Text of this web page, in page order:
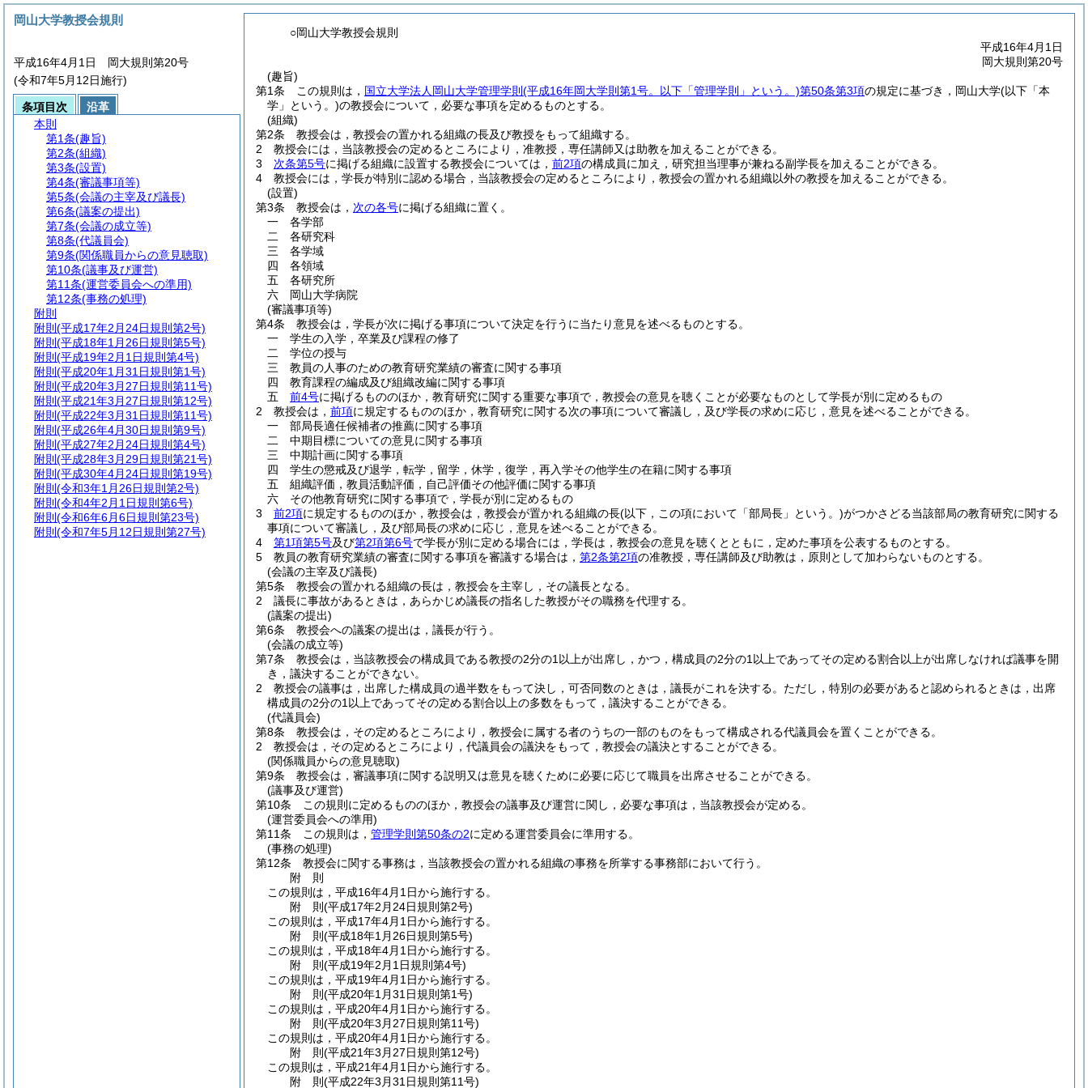
○岡山大学教授会規則
平成16年4月1日
岡大規則第20号
(趣旨)
第1条
この規則は， 国立大学法人岡山大学管理学則 (平成16年岡大学則第1号。以下「管理学則」という。)第50条第3項の規定に基づき，岡山大学(以下「本
学」という。)の教授会について，必要な事項を定めるものとする。
(組織)
第2条
教授会は，教授会の置かれる組織の長及び教授をもって組織する。
2
教授会には，当該教授会の定めるところにより，准教授，専任講師又は助教を加えることができる。
3
次条第5号に掲げる組織に設置する教授会については， 前2項の構成員に加え，研究担当理事が兼ねる副学長を加えることができる。
4
教授会には，学長が特別に認める場合，当該教授会の定めるところにより，教授会の置かれる組織以外の教授を加えることができる。
(設置)
第3条
教授会は， 次の各号に掲げる組織に置く。
一
各学部
二
各研究科
三
各学域
四
各領域
五
各研究所
六
岡山大学病院
(審議事項等)
第4条
教授会は，学長が次に掲げる事項について決定を行うに当たり意見を述べるものとする。
一
学生の入学，卒業及び課程の修了
二
学位の授与
三
教員の人事のための教育研究業績の審査に関する事項
四
教育課程の編成及び組織改編に関する事項
五
前4号に掲げるもののほか，教育研究に関する重要な事項で，教授会の意見を聴くことが必要なものとして学長が別に定めるもの
2
教授会は， 前項に規定するもののほか，教育研究に関する次の事項について審議し，及び学長の求めに応じ，意見を述べることができる。
一
部局長適任候補者の推薦に関する事項
二
中期目標についての意見に関する事項
三
中期計画に関する事項
四
学生の懲戒及び退学，転学，留学，休学，復学，再入学その他学生の在籍に関する事項
五
組織評価，教員活動評価，自己評価その他評価に関する事項
六
その他教育研究に関する事項で，学長が別に定めるもの
3
前2項に規定するもののほか，教授会は，教授会が置かれる組織の長(以下，この項において「部局長」という。)がつかさどる当該部局の教育研究に関する
事項について審議し，及び部局長の求めに応じ，意見を述べることができる。
4
第1項第5号及び第2項第6号で学長が別に定める場合には，学長は，教授会の意見を聴くとともに，定めた事項を公表するものとする。
5
教員の教育研究業績の審査に関する事項を審議する場合は， 第2条第2項の准教授，専任講師及び助教は，原則として加わらないものとする。
(会議の主宰及び議長)
第5条
教授会の置かれる組織の長は，教授会を主宰し，その議長となる。
2
議長に事故があるときは，あらかじめ議長の指名した教授がその職務を代理する。
(議案の提出)
第6条
教授会への議案の提出は，議長が行う。
(会議の成立等)
第7条
教授会は，当該教授会の構成員である教授の2分の1以上が出席し，かつ，構成員の2分の1以上であってその定める割合以上が出席しなければ議事を開
き，議決することができない。
2
教授会の議事は，出席した構成員の過半数をもって決し，可否同数のときは，議長がこれを決する。 ただし，特別の必要があると認められるときは，出席
構成員の2分の1以上であってその定める割合以上の多数をもって，議決することができる。
(代議員会)
第8条
教授会は，その定めるところにより，教授会に属する者のうちの一部のものをもって構成される代議員会を置くことができる。
2
教授会は，その定めるところにより，代議員会の議決をもって，教授会の議決とすることができる。
(関係職員からの意見聴取)
第9条
教授会は，審議事項に関する説明又は意見を聴くために必要に応じて職員を出席させることができる。
(議事及び運営)
第10条
この規則に定めるもののほか，教授会の議事及び運営に関し，必要な事項は，当該教授会が定める。
(運営委員会への準用)
第11条
この規則は， 管理学則第50条の2に定める運営委員会に準用する。
(事務の処理)
第12条
教授会に関する事務は，当該教授会の置かれる組織の事務を所掌する事務部において行う。
附 則
この規則は，平成16年4月1日から施行する。
附 則(平成17年2月24日規則第2号)
この規則は，平成17年4月1日から施行する。
附 則(平成18年1月26日規則第5号)
この規則は，平成18年4月1日から施行する。
附 則(平成19年2月1日規則第4号)
この規則は，平成19年4月1日から施行する。
附 則(平成20年1月31日規則第1号)
この規則は，平成20年4月1日から施行する。
附 則(平成20年3月27日規則第11号)
この規則は，平成20年4月1日から施行する。
附 則(平成21年3月27日規則第12号)
この規則は，平成21年4月1日から施行する。
附 則(平成22年3月31日規則第11号)
岡山大学教授会規則
平成16年4月1日 岡大規則第20号
(令和7年5月12日施行)
条項目次
沿革
本則
第1条(趣旨)
第2条(組織)
第3条(設置)
第4条(審議事項等)
第5条(会議の主宰及び議長)
第6条(議案の提出)
第7条(会議の成立等)
第8条(代議員会)
第9条(関係職員からの意見聴取)
第10条(議事及び運営)
第11条(運営委員会への準用)
第12条(事務の処理)
附則
附則 (平成17年2月24日規則第2号)
附則 (平成18年1月26日規則第5号)
附則 (平成19年2月1日規則第4号)
附則 (平成20年1月31日規則第1号)
附則 (平成20年3月27日規則第11号)
附則 (平成21年3月27日規則第12号)
附則 (平成22年3月31日規則第11号)
附則 (平成26年4月30日規則第9号)
附則 (平成27年2月24日規則第4号)
附則 (平成28年3月29日規則第21号)
附則 (平成30年4月24日規則第19号)
附則 (令和3年1月26日規則第2号)
附則 (令和4年2月1日規則第6号)
附則 (令和6年6月6日規則第23号)
附則 (令和7年5月12日規則第27号)